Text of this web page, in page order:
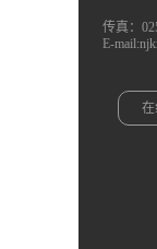
传真：
E-